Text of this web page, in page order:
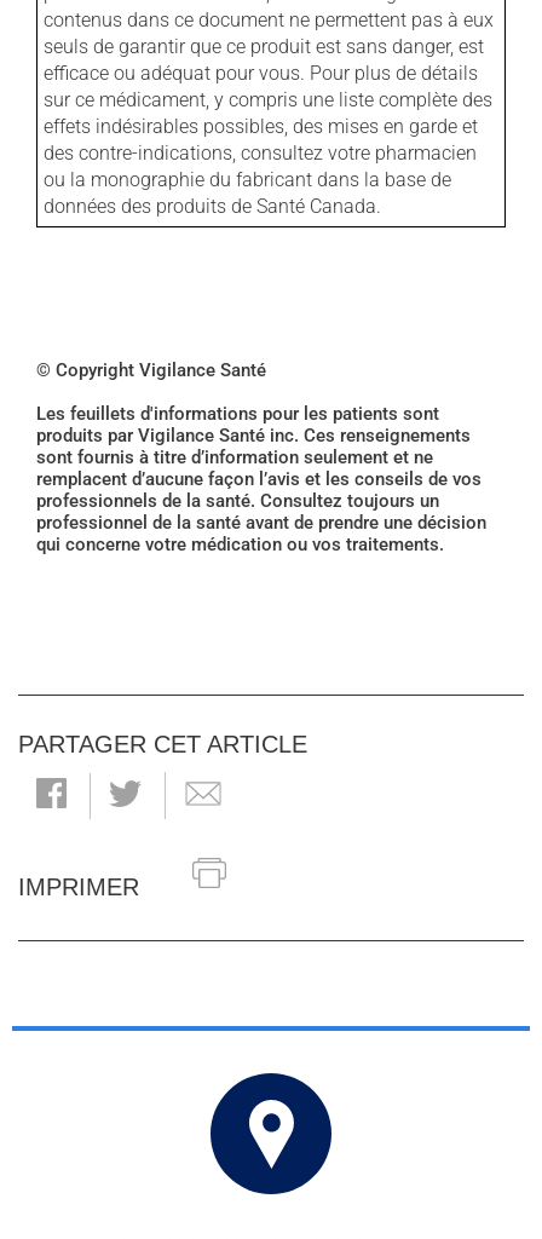
contenus dans ce document ne permettent pas à eux
seuls de garantir que ce produit est sans danger, est
efficace ou adéquat pour vous. Pour plus de détails
sur ce médicament, y compris une liste complète des
effets indésirables possibles, des mises en garde et
des contre-indications, consultez votre pharmacien
ou la monographie du fabricant dans la base de
données des produits de Santé Canada.
© Copyright Vigilance Santé
Les feuillets d'informations pour les patients sont
produits par Vigilance Santé inc. Ces renseignements
sont fournis à titre d’information seulement et ne
remplacent d’aucune façon l’avis et les conseils de vos
professionnels de la santé. Consultez toujours un
professionnel de la santé avant de prendre une décision
qui concerne votre médication ou vos traitements.
PARTAGER CET ARTICLE
IMPRIMER